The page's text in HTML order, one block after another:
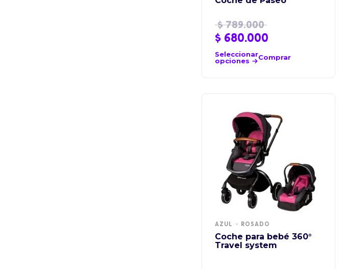
$789.000
$680.000
Seleccionar
opciones
Comprar
AZUL ROSADO
Coche para bebé 360°
Travel system